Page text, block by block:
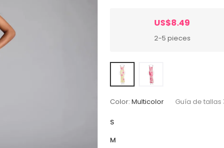
US$8.49
2-5 pieces
Color: Multicolor Guía de tallas
S
M